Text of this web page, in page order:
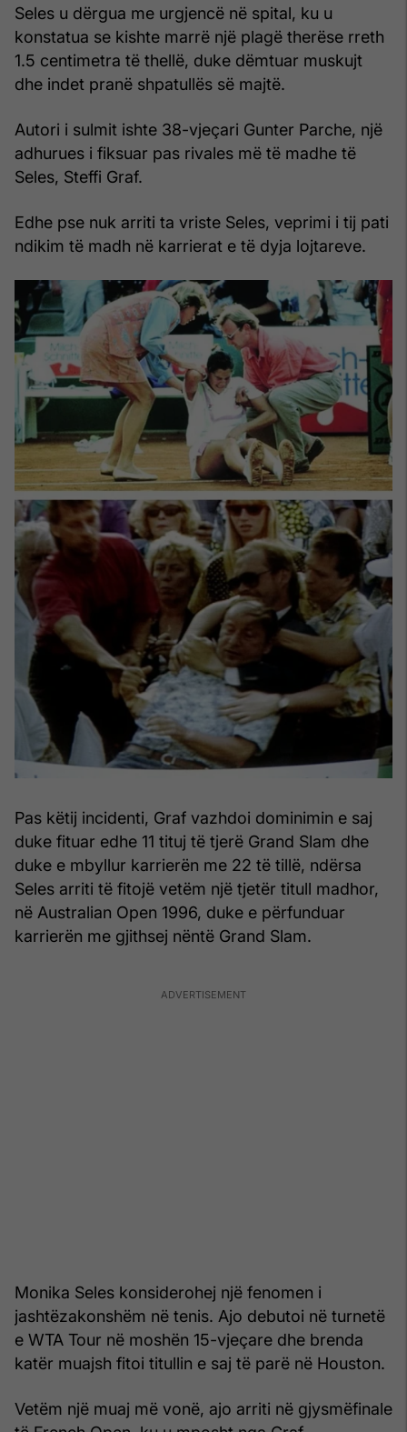
Seles u dërgua me urgjencë në spital, ku u
konstatua se kishte marrë një plagë therëse rreth
1.5 centimetra të thellë, duke dëmtuar muskujt
dhe indet pranë shpatullës së majtë.
Autori i sulmit ishte 38-vjeçari Gunter Parche, një
adhurues i fiksuar pas rivales më të madhe të
Seles, Steffi Graf.
Edhe pse nuk arriti ta vriste Seles, veprimi i tij pati
ndikim të madh në karrierat e të dyja lojtareve.
Pas këtij incidenti, Graf vazhdoi dominimin e saj
duke fituar edhe 11 tituj të tjerë Grand Slam dhe
duke e mbyllur karrierën me 22 të tillë, ndërsa
Seles arriti të fitojë vetëm një tjetër titull madhor,
në Australian Open 1996, duke e përfunduar
karrierën me gjithsej nëntë Grand Slam.
Monika Seles konsiderohej një fenomen i
jashtëzakonshëm në tenis. Ajo debutoi në turnetë
e WTA Tour në moshën 15-vjeçare dhe brenda
katër muajsh fitoi titullin e saj të parë në Houston.
Vetëm një muaj më vonë, ajo arriti në gjysmëfinale